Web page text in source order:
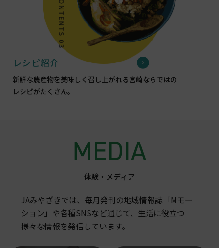
レシピ紹介
新鮮な農産物を美味しく召し上がれる宮崎ならではの
レシピがたくさん。
体験・メディア
JAみやざきでは、毎月発刊の地域情報誌「Mモー
ション」や各種SNSなど通じて、生活に役立つ
様々な情報を発信しています。